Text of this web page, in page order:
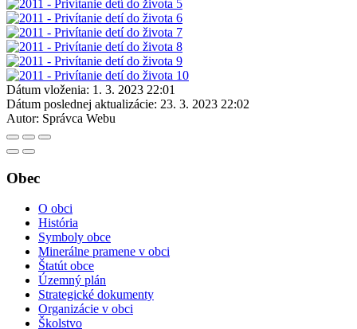
Dátum vloženia: 1. 3. 2023 22:01
Dátum poslednej aktualizácie: 23. 3. 2023 22:02
Autor: Správca Webu
Obec
O obci
História
Symboly obce
Minerálne pramene v obci
Štatút obce
Územný plán
Strategické dokumenty
Organizácie v obci
Školstvo